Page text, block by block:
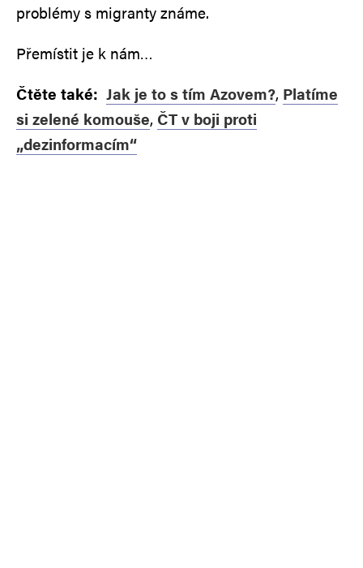
problémy s migranty známe.
Přemístit je k nám…
Čtěte také: Jak je to s tím Azovem?, Platíme
si zelené komouše, ČT v boji proti
„dezinformacím“